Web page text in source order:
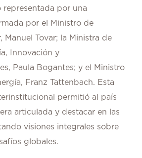
representada por una
por el Ministro de
Manuel Tovar; la Ministra de
Innovación y
Paula Bogantes; y el Ministro
Franz Tattenbach. Esta
permitió al país
articulada y destacar en las
visiones integrales sobre
globales.